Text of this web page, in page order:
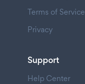
Terms of Service
Privacy
Support
Help Center